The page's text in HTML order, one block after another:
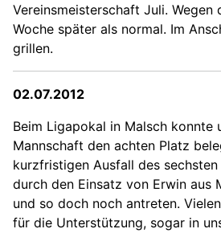
Vereinsmeisterschaft Juli. Wegen
Woche später als normal. Im
grillen.
02.07.2012
Beim Ligapokal in Malsch konnte
Mannschaft den achten Platz
kurzfristigen Ausfall des
durch den Einsatz von Erwin aus
und so doch noch antreten.
für die Unterstützung, sogar in